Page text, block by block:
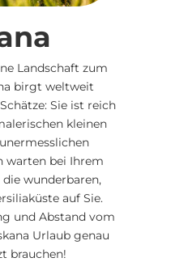
Landschaft zum
birgt weltweit
Sie ist reich
kleinen
warten bei Ihrem
die wunderbaren,
auf Sie.
und Abstand vom
Urlaub genau
brauchen!